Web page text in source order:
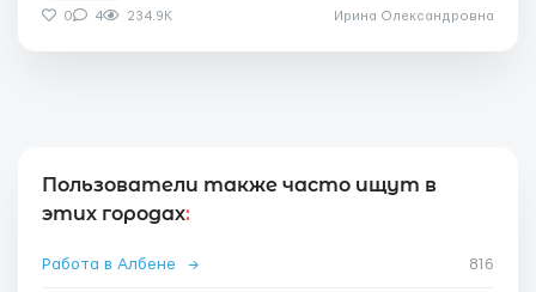
0 4 234.9K Ирина Олександровна
Пользователи также часто ищут в
этих городах:
Работа в Албене → 816